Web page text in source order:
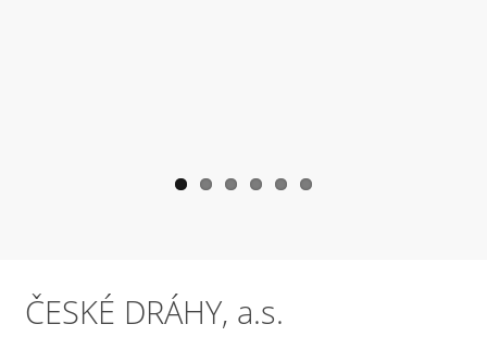
ČESKÉ DRÁHY, a.s.